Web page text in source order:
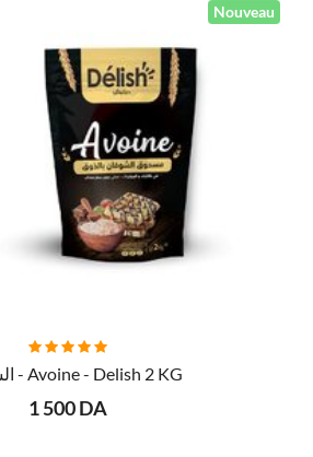
Nouveau
AJOUTER AU PANIER
الشوفان - Avoine - Delish 2 KG
1 500 DA